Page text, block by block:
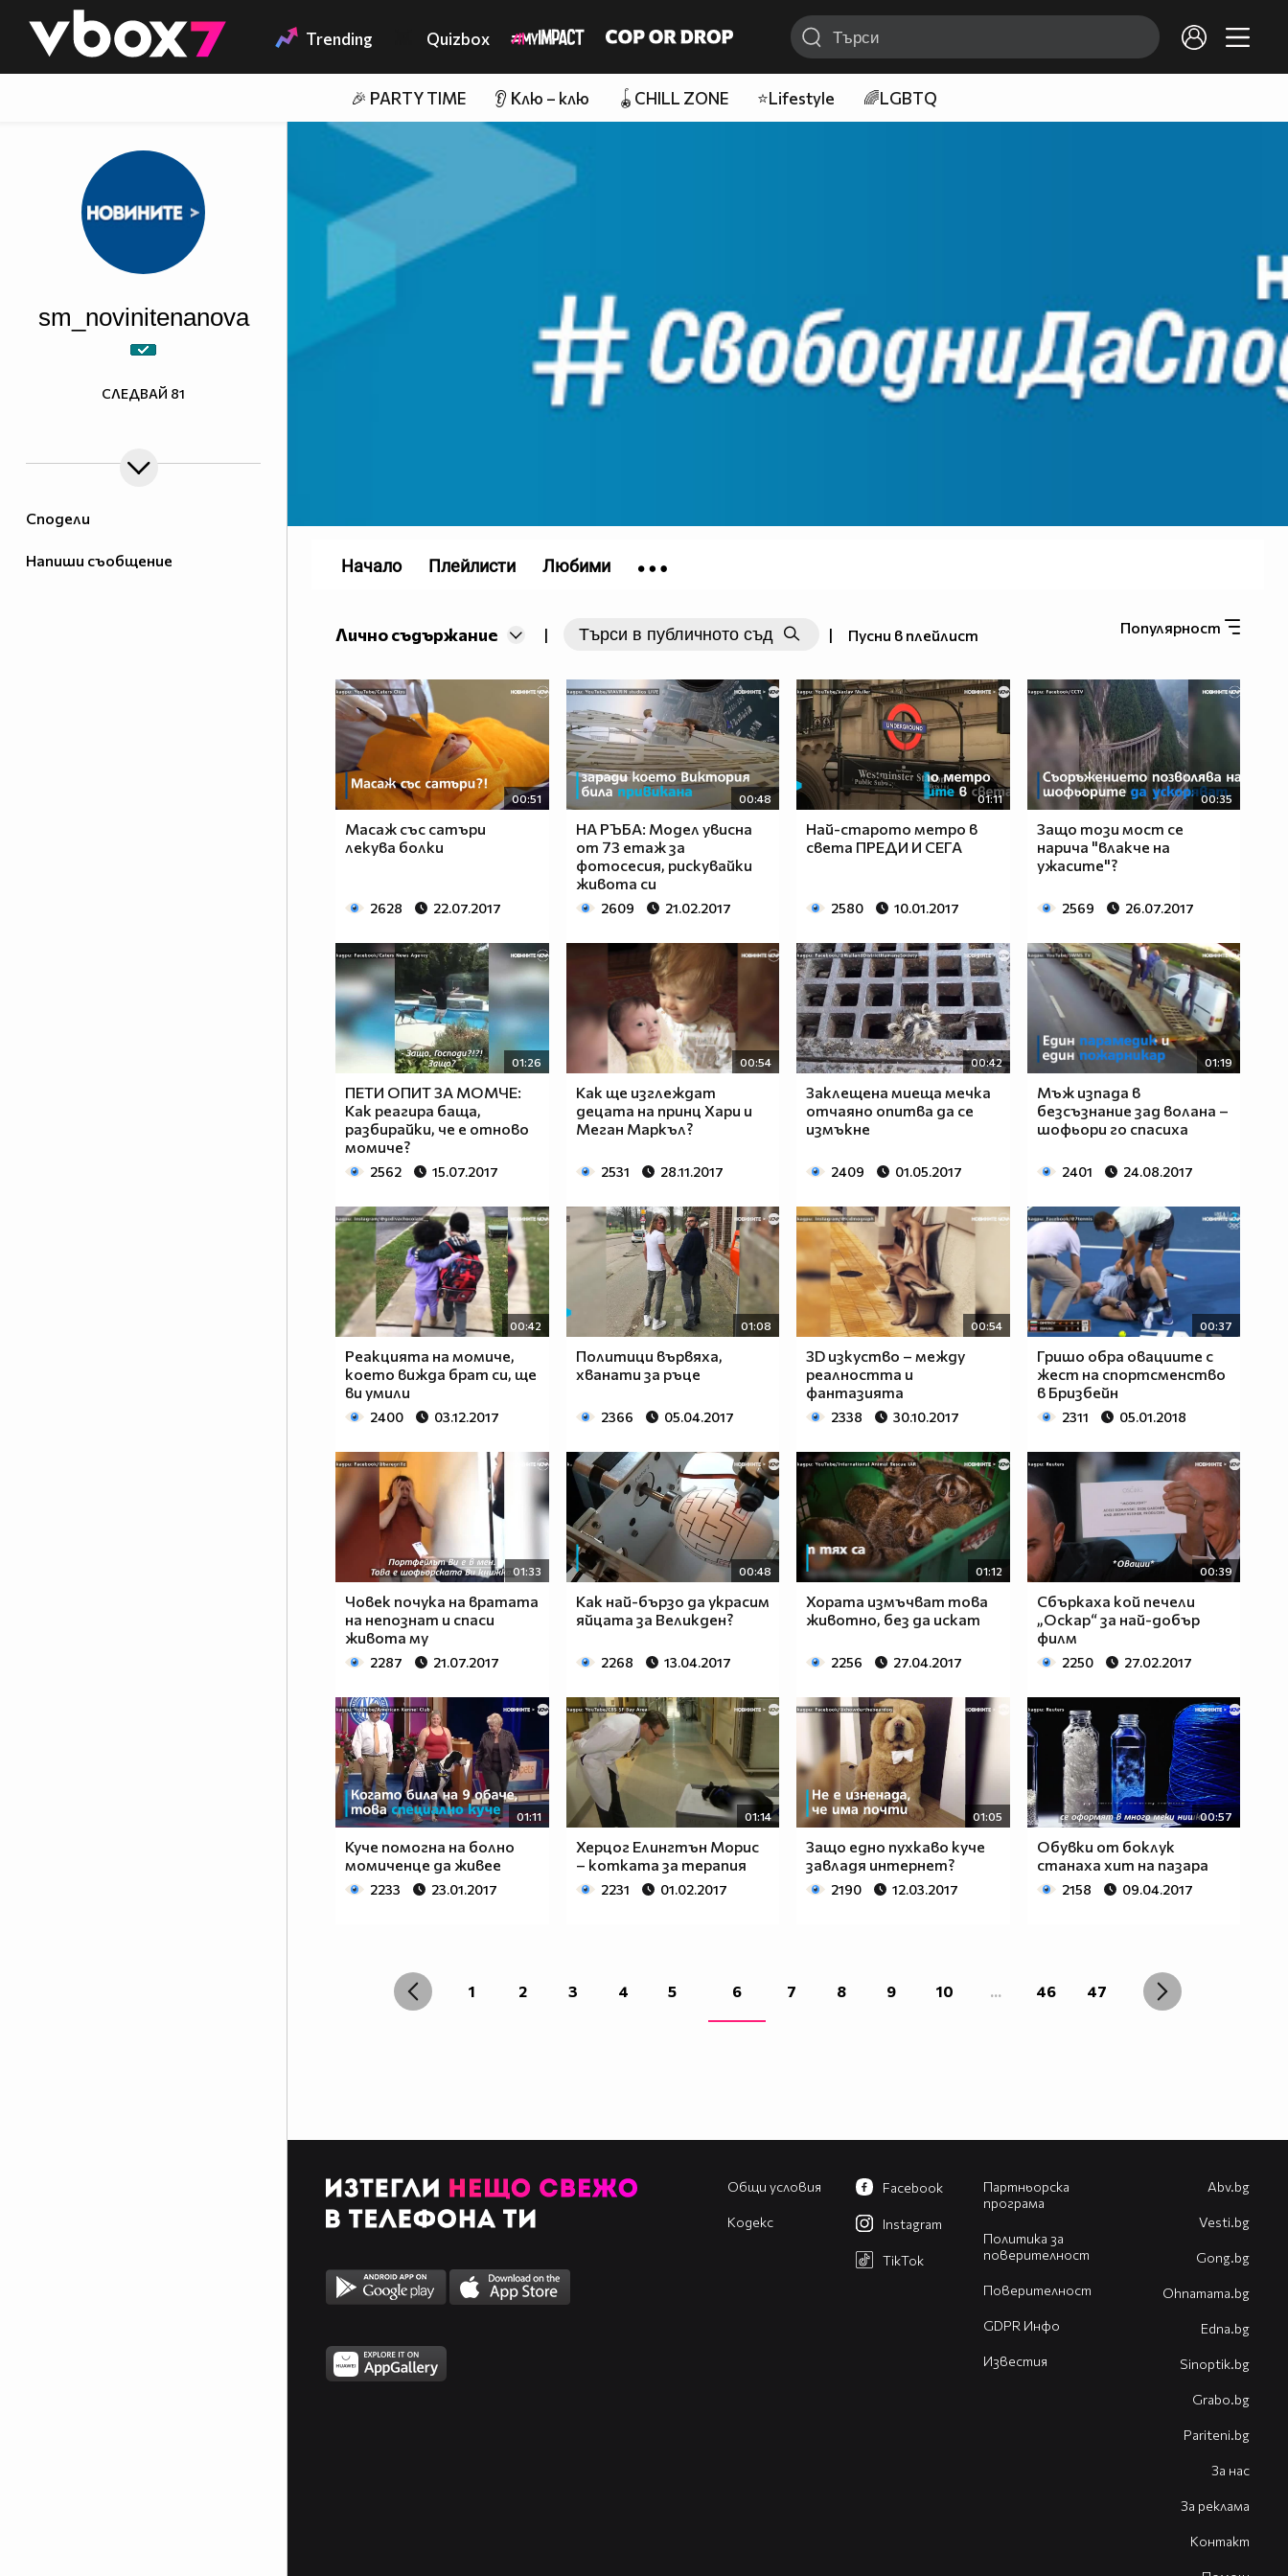
👾 Trending Quizbox
🎉 PARTY TIME 👂 Клю – клю 🪀CHILL ZONE ⭐Lifestyle 🌈LGBTQ
Сподели
Напиши съобщение
sm_novinitenanova
СЛЕДВАЙ 81
Популярност
Лично съдържание | | Пусни в плейлист
00:51
Масаж със сатъри
лекува болки
2628 22.07.2017
00:48
НА РЪБА: Модел увисна
от 73 етаж за
фотосесия, рискувайки
живота си
2609 21.02.2017
01:11
Най-старото метро в
света ПРЕДИ И СЕГА
2580 10.01.2017
00:35
Защо този мост се
нарича "влакче на
ужасите"?
2569 26.07.2017
01:26
ПЕТИ ОПИТ ЗА МОМЧЕ:
Как реагира баща,
разбирайки, че е отново
момиче?
2562 15.07.2017
00:54
Как ще изглеждат
децата на принц Хари и
Меган Маркъл?
2531 28.11.2017
00:42
Заклещена миеща мечка
отчаяно опитва да се
измъкне
2409 01.05.2017
01:19
Мъж изпада в
безсъзнание зад волана –
шофьори го спасиха
2401 24.08.2017
00:42
Реакцията на момиче,
което вижда брат си, ще
ви умили
2400 03.12.2017
01:08
Политици вървяха,
хванати за ръце
2366 05.04.2017
00:54
3D изкуство – между
реалността и
фантазията
2338 30.10.2017
00:37
Гришо обра овациите с
жест на спортсменство
в Бризбейн
2311 05.01.2018
01:33
Човек почука на вратата
на непознат и спаси
живота му
2287 21.07.2017
00:48
Как най-бързо да украсим
яйцата за Великден?
2268 13.04.2017
01:12
Хората измъчват това
животно, без да искат
2256 27.04.2017
00:39
Сбъркаха кой печели
„Оскар“ за най-добър
филм
2250 27.02.2017
01:11
Куче помогна на болно
момиченце да живее
2233 23.01.2017
01:14
Херцог Елингтън Морис
– котката за терапия
2231 01.02.2017
01:05
Защо едно пухкаво куче
завладя интернет?
2190 12.03.2017
00:57
Обувки от боклук
станаха хит на пазара
2158 09.04.2017
1 2 3 4 5 6 7 8 9 10 ... 46 47
Начало Плейлисти Любими
Общи условия
Кодекс
Партньорска
програма
Политика за
поверителност
Поверителност
GDPR Инфо
Известия
Facebook
Instagram
TikTok
Abv.bg
Vesti.bg
Gong.bg
Оhnamama.bg
Edna.bg
Sinoptik.bg
Grabo.bg
Pariteni.bg
За нас
За реклама
Контакт